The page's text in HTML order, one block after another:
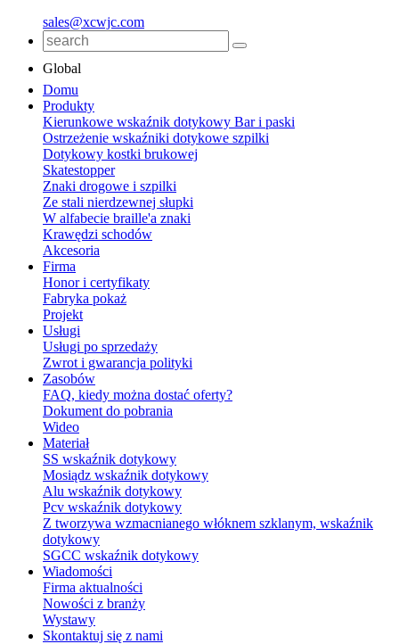
sales@xcwjc.com
Global
Domu
Produkty
Kierunkowe wskaźnik dotykowy Bar i paski
Ostrzeżenie wskaźniki dotykowe szpilki
Dotykowy kostki brukowej
Skatestopper
Znaki drogowe i szpilki
Ze stali nierdzewnej słupki
W alfabecie braille'a znaki
Krawędzi schodów
Akcesoria
Firma
Honor i certyfikaty
Fabryka pokaż
Projekt
Usługi
Usługi po sprzedaży
Zwrot i gwarancja polityki
Zasobów
FAQ, kiedy można dostać oferty?
Dokument do pobrania
Wideo
Materiał
SS wskaźnik dotykowy
Mosiądz wskaźnik dotykowy
Alu wskaźnik dotykowy
Pcv wskaźnik dotykowy
Z tworzywa wzmacnianego włóknem szklanym, wskaźnik
dotykowy
SGCC wskaźnik dotykowy
Wiadomości
Firma aktualności
Nowości z branży
Wystawy
Skontaktuj się z nami